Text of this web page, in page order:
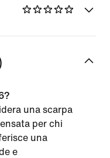
una scarpa
per chi
una
e